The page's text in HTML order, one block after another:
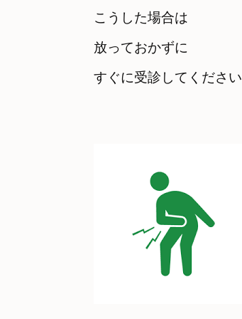
こうした場合は
放っておかずに
すぐに受診してください